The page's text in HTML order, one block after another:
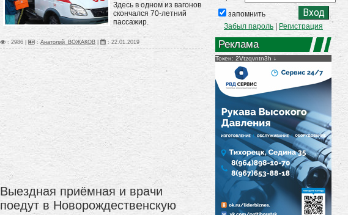
запомнить
Забыл пароль
Регистрация
Реклама
Токен: 2Vtzqvntn3h
Здесь в одном из вагонов
скончался 70-летний
пассажир.
: 2986 | :Анатолий_ВОЖАКОВ | :22.01.2019
Выездная приёмная и врачи
поедут в Новорождественскую